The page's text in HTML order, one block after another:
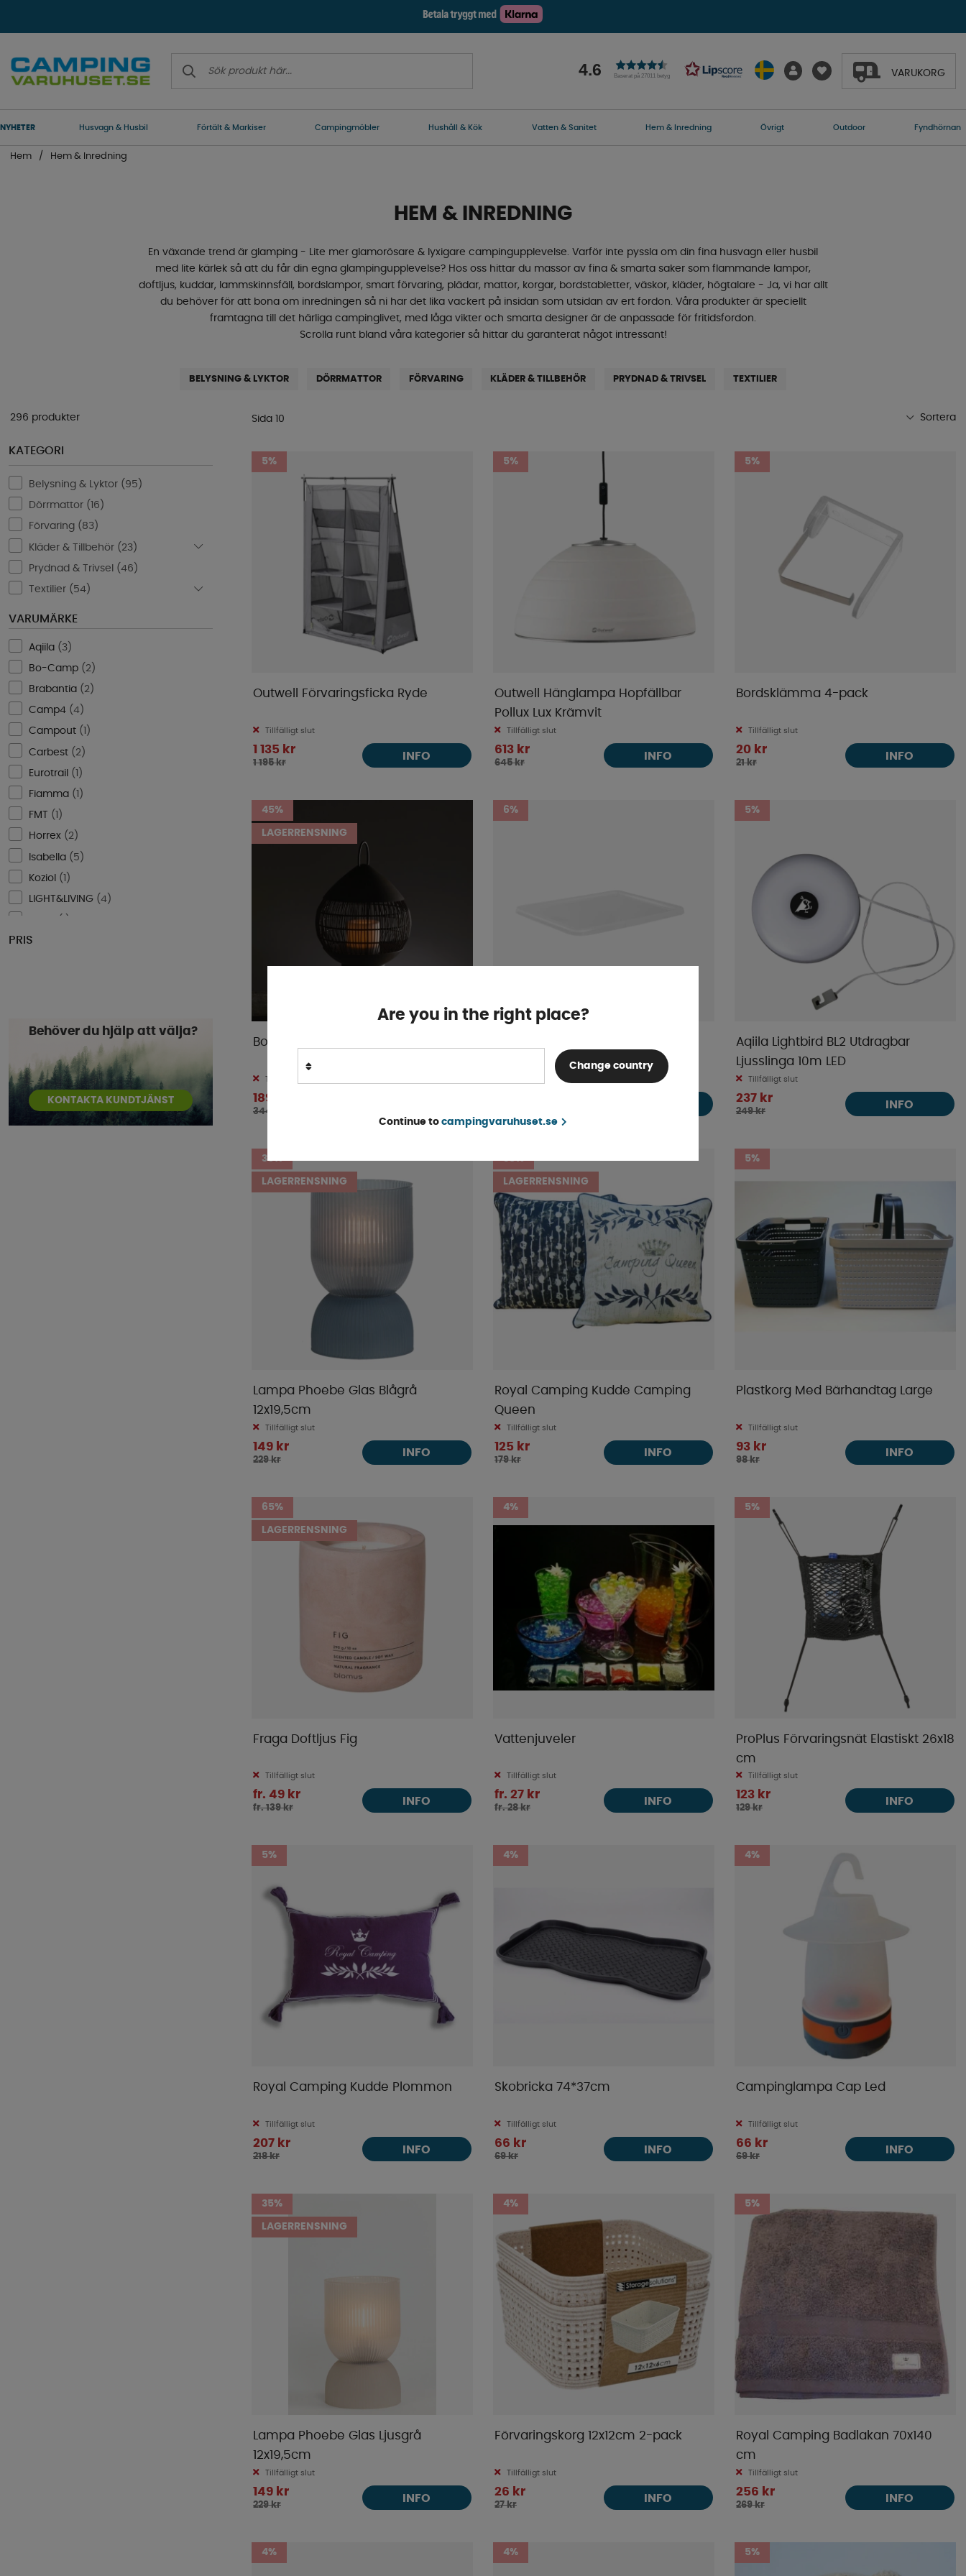
4.6 Baserat på 27011 betyg VARUKORG
NYHETER Husvagn & Husbil Förtält & Markiser Campingmöbler Hushåll & Kök Vatten & Sanitet Hem & Inredning Övrigt Outdoor Fyndhörnan
Hem Hem & Inredning
HEM & INREDNING
En växande trend är glamping - Lite mer glamorösare & lyxigare campingupplevelse. Varför inte pyssla om din fina husvagn eller husbil
med lite kärlek så att du får din egna glampingupplevelse? Hos oss hittar du massor av fina & smarta saker som flammande lampor,
doftljus, kuddar, lammskinnsfäll, bordslampor, smart förvaring, plädar, mattor, korgar, bordstabletter, väskor, kläder, högtalare - Ja, vi har allt
du behöver för att bona om inredningen så ni har det lika vackert på insidan som utsidan av ert fordon. Våra produkter är speciellt
framtagna till det härliga campinglivet, med låga vikter och smarta designer är de anpassade för fritidsfordon.
Scrolla runt bland våra kategorier så hittar du garanterat något intressant!
BELYSNING & LYKTOR DÖRRMATTOR FÖRVARING KLÄDER & TILLBEHÖR PRYDNAD & TRIVSEL TEXTILIER
Sortera
Namn Ö-A
Publiceringsdatum
296 produkter
KATEGORI
Belysning & Lyktor ( 95 )
Dörrmattor ( 16 )
Förvaring ( 83)
Kläder & Tillbehör ( 23 )
Prydnad & Trivsel (46 )
Textilier ( 54)
VARUMÄRKE
Aqiila ( 3 )
Bo-Camp ( 2)
Brabantia ( 2)
Camp4 (4)
Campout ( )
Carbest ( 2 )
Eurotrail (1 )
Fiamma ( )
FMT ( )
Horrex ( 2)
Isabella ( 5 )
Koziol (1 )
LIGHT&LIVING (4)
Mellow Design
Royal Camping (38)
Rättstart AB )
Semona( )
Smart Living(2)
Sunwind(2)
PRIS
Behöver du hjälp att välja?
KONTAKTA KUNDTJÄNST
Sida 10
5%
Outwell Förvaringsficka Ryde
Tillfälligt slut
1 135 kr
1 195 kr
INFO
5%
Outwell Hänglampa Hopfällbar
Pollux Lux Krämvit
Tillfälligt slut
613 kr
645 kr
INFO
5%
Bordsklämma 4-pack
Tillfälligt slut
20 kr
21 kr
INFO
45%
LAGERRENSNING
Bordslykta Living Light 24 x 22 cm
Tillfälligt slut
189 kr
344 kr
6% 5%
Aqiila Lightbird BL2 Utdragbar
Ljusslinga 10m LED
Tillfälligt slut
237 kr
249 kr
INFO
35%
LAGERRENSNING
Lampa Phoebe Glas Blågrå
12x19,5cm
Tillfälligt slut
149 kr
229 kr
INFO
30%
LAGERRENSNING
Royal Camping Kudde Camping
Queen
Tillfälligt slut
125 kr
179 kr
INFO
5%
Plastkorg Med Bärhandtag Large
Tillfälligt slut
93 kr
98 kr
INFO
65%
LAGERRENSNING
Fraga Doftljus Fig
Tillfälligt slut
fr. 49 kr
fr. 139 kr
INFO
4%
Vattenjuveler
Tillfälligt slut
fr. 27 kr
fr. 28 kr
INFO
5%
ProPlus Förvaringsnät Elastiskt 26x18
cm
Tillfälligt slut
123 kr
129 kr
INFO
5%
Royal Camping Kudde Plommon
Tillfälligt slut
207 kr
218 kr
INFO
4%
Skobricka 74*37cm
Tillfälligt slut
66 kr
69 kr
INFO
4%
Campinglampa Cap Led
Tillfälligt slut
66 kr
69 kr
INFO
35%
LAGERRENSNING
Lampa Phoebe Glas Ljusgrå
12x19,5cm
Tillfälligt slut
149 kr
229 kr
INFO
4%
Förvaringskorg 12x12cm 2-pack
Tillfälligt slut
26 kr
27 kr
INFO
5%
Royal Camping Badlakan 70x140
cm
Tillfälligt slut
256 kr
269 kr
INFO
4% 4% 5%
Are you in the right place?
Change country
Continue to campingvaruhuset.se